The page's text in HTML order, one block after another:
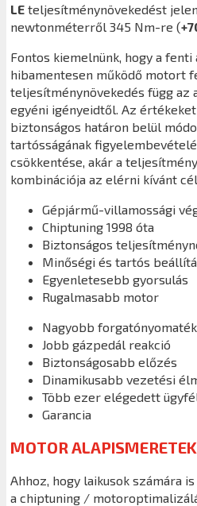
LE teljesítménynövekedést
newtonméterről 345 Nm-re (
Fontos kiemelnünk, hogy a
hibamentesen működő motort
teljesítménynövekedés függ az
egyéni igényeidtől. Az
biztonságos határon belül
tartósságának
csökkentése, akár a
kombinációja az elérni kívánt cél.
Gépjármű-villamossági
Chiptuning 1998 óta
Biztonságos
Minőségi és tartós
Egyenletesebb gyorsulás
Rugalmasabb motor
Nagyobb forgatónyomaték
Jobb gázpedál reakció
Biztonságosabb előzés
Dinamikusabb vezetési
Több ezer elégedett ügyfél
Garancia
MOTOR ALAPISMERETEK
Ahhoz, hogy laikusok számára
a chiptuning /